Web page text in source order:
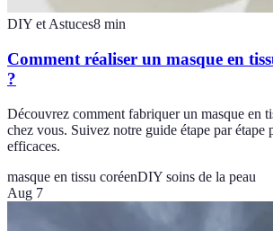
DIY et Astuces8 min
Comment réaliser un masque en
?
Découvrez comment fabriquer un masque en
chez vous. Suivez notre guide étape par étape
efficaces.
masque en tissu coréenDIY soins de la peau
Aug 7